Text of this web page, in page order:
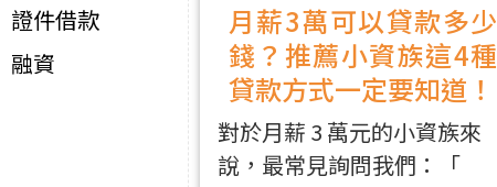
證件借款
融資
月薪3萬可以貸款多少
錢？推薦小資族這4種
貸款方式一定要知道！
對於月薪 3 萬元的小資族來
說，最常見詢問我們：「